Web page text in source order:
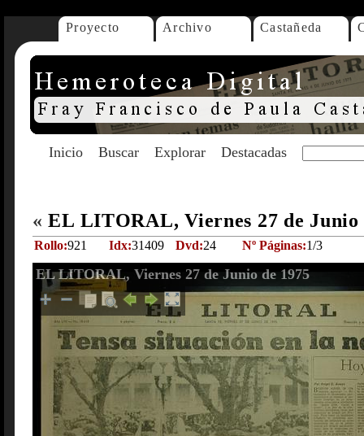
Proyecto Archivo Castañeda
Inicio Buscar Explorar Destacadas
« EL LITORAL, Viernes 27 de Junio
Rollo:921 Idx:31409 Dvd:24 Nº Páginas:1/3
EL LITORAL, Viernes 27 de Junio de 1975